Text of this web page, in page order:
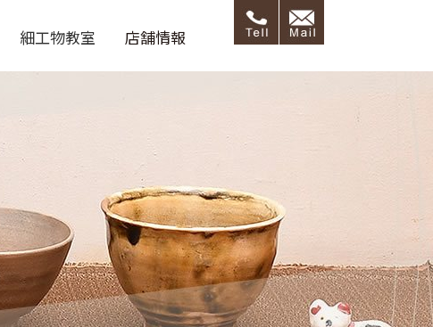
細工物教室 店舗情報
店舗情報
呂藝ブログ